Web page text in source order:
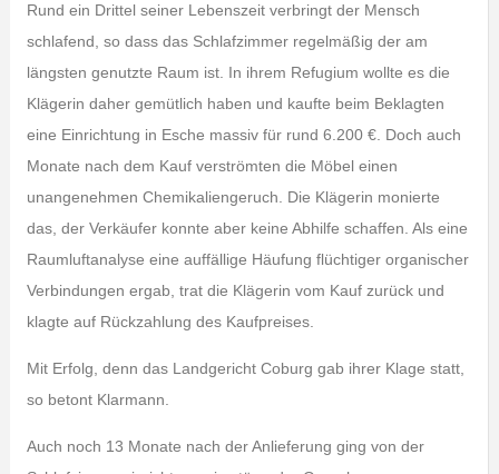
Rund ein Drittel seiner Lebenszeit verbringt der Mensch
schlafend, so dass das Schlafzimmer regelmäßig der am
längsten genutzte Raum ist. In ihrem Refugium wollte es die
Klägerin daher gemütlich haben und kaufte beim Beklagten
eine Einrichtung in Esche massiv für rund 6.200 €. Doch auch
Monate nach dem Kauf verströmten die Möbel einen
unangenehmen Chemikaliengeruch. Die Klägerin monierte
das, der Verkäufer konnte aber keine Abhilfe schaffen. Als eine
Raumluftanalyse eine auffällige Häufung flüchtiger organischer
Verbindungen ergab, trat die Klägerin vom Kauf zurück und
klagte auf Rückzahlung des Kaufpreises.
Mit Erfolg, denn das Landgericht Coburg gab ihrer Klage statt,
so betont Klarmann.
Auch noch 13 Monate nach der Anlieferung ging von der